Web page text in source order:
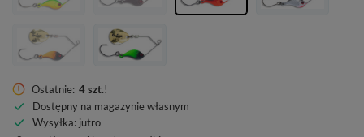
Ostatnie: 4 szt.!
Dostępny na magazynie własnym
Wysyłka: jutro